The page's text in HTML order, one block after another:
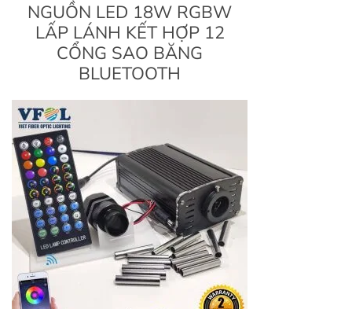
NGUỒN LED 18W RGBW
LẤP LÁNH KẾT HỢP 12
CỔNG SAO BĂNG
BLUETOOTH